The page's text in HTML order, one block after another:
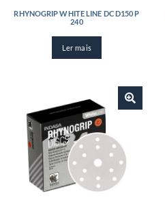
RHYNOGRIP WHITE LINE DC D150 P
240
Ler mais